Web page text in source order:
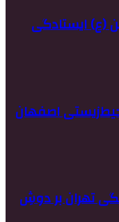
(ع) ایستادگی
اصفهان
جنگی تهران بر دوشِ